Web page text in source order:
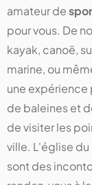
amateur de
pour vous. De
kayak, canoë,
marine, ou
une expérience
de baleines et
de visiter les
ville. L'église
sont des